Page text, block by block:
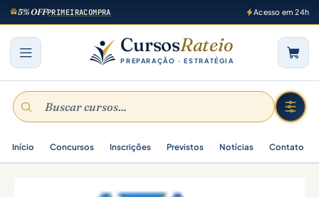
5% OFFPRIMEIRACOMPRA Acesso em 24h
CursosRateio
PREPARAÇÃO · ESTRATÉGIA
Início Concursos Inscrições Previstos Notícias Contato